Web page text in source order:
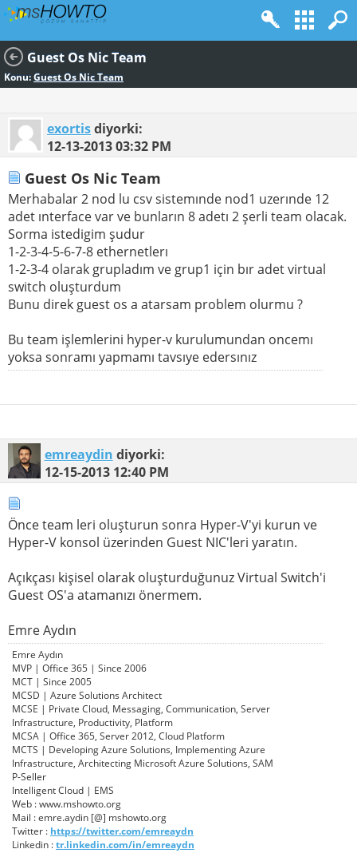
Guest Os Nic Team
Konu:Guest Os Nic Team
exortisdiyorki:
12-13-201303:32 PM
Guest Os Nic Team
Merhabalar 2 nod lu csv sistemınde nod1 uzerınde 12
adet ınterface var ve bunların 8 adetı 2 şerli team olacak.
Sorma istedigim şudur
1-2-3-4-5-6-7-8 ethernetlerı
1-2-3-4 olarak grupladım ve grup1 için bır adet virtual
switch oluşturdum
Bunu direk guest os a atarsam problem olurmu ?
Bu team işlemlerini hyper-v kurulumundan oncemı
yoksa sonramı yapmamı tavsıye edersınız
emreaydin diyorki:
12-15-2013 12:40 PM
Önce team leri oluşturun sonra Hyper-V'yi kurun ve
Hyper-V konsol üzerinden Guest NIC'leri yaratın.
Açıkçası kişisel olarak oluşturduğunuz Virtual Switch'i
Guest OS'a atamanızı önermem.
Emre Aydın
Emre Aydın
MVP | Office 365 | Since 2006
MCT | Since 2005
MCSD | Azure Solutions Architect
MCSE | Private Cloud, Messaging, Communication, Server
Infrastructure, Productivity, Platform
MCSA | Office 365, Server 2012, Cloud Platform
MCTS | Developing Azure Solutions, Implementing Azure
Infrastructure, Architecting Microsoft Azure Solutions, SAM
P-Seller
Intelligent Cloud | EMS
Web : www.mshowto.org
Mail : emre.aydin [@] mshowto.org
Twitter : https://twitter.com/emreaydn
Linkedin :tr.linkedin.com/in/emreaydn